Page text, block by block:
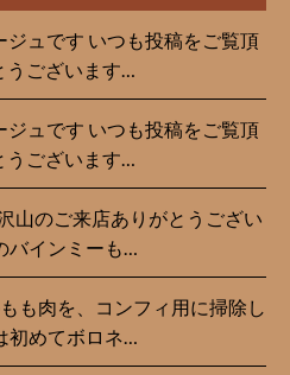
ュです︎ いつも投稿をご覧頂
うございます…
ュです︎ いつも投稿をご覧頂
うございます…
山のご来店ありがとうござい
バインミーも…
も肉を、コンフィ用に掃除し
初めてボロネ…